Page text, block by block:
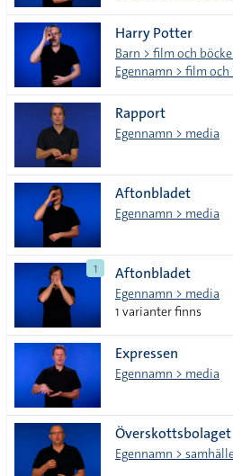
Harry Potter
Barn > film och
Egennamn > film och
Rapport
Egennamn > media
Aftonbladet
Egennamn > media
1 Aftonbladet
Egennamn > media
1 varianter finns
Expressen
Egennamn > media
Överskottsbolaget
Egennamn >